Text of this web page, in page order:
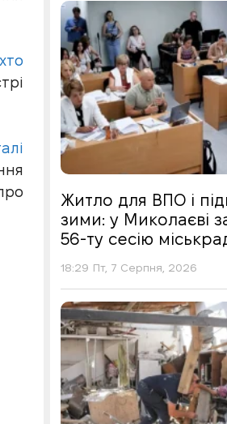
Житло для ВПО і
зими: у Миколаєві
56-ту сесію
18:29 Пт, 7 Серпня, 2026